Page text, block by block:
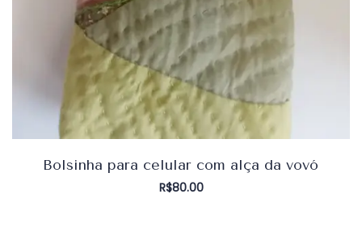
Bolsinha para celular com alça da vovó
R$80.00